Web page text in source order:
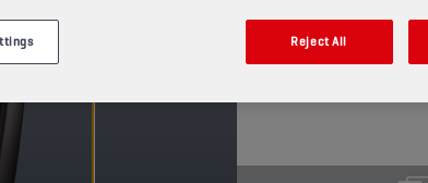
PRODUIT: 3016
Voir les formats et
Reject All